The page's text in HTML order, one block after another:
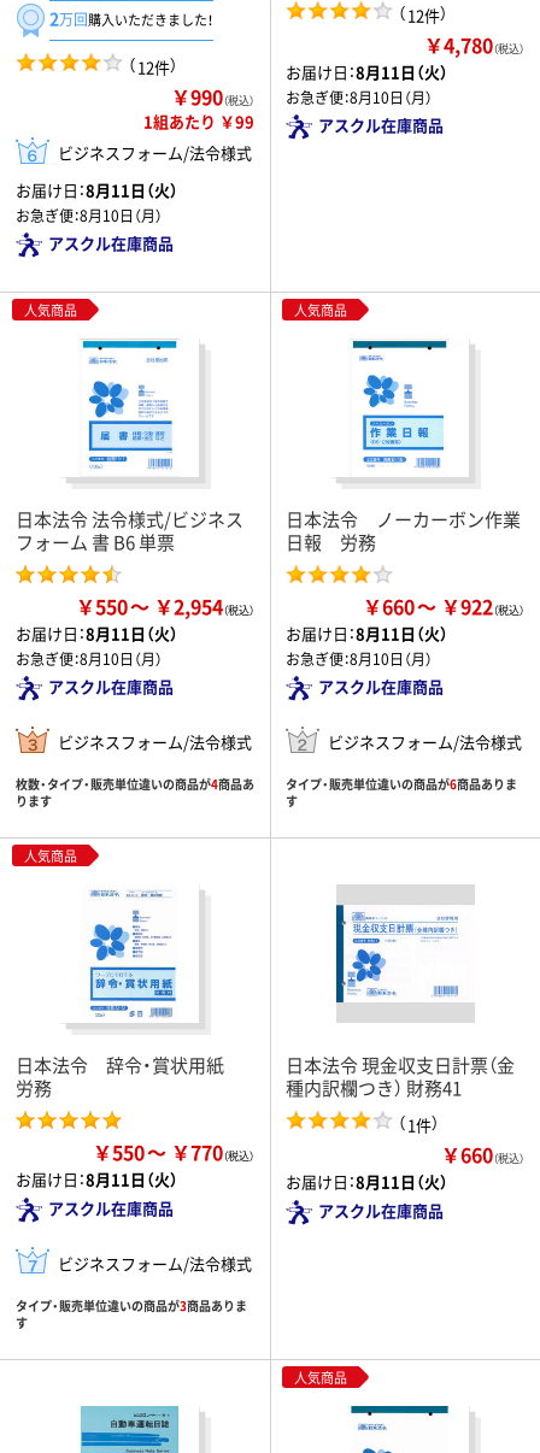
2万回購入いただきました！
（12件）
￥990（税込）
1組あたり ￥99
ビジネスフォーム/法令様式
お届け日：8月11日（火）
お急ぎ便：8月10日（月）
アスクル在庫商品
（12件）
￥4,780（税込）
お届け日：8月11日（火）
お急ぎ便：8月10日（月）
アスクル在庫商品
人気商品
日本法令 法令様式/ビジネス
フォーム 書 B6 単票
￥550 ￥2,954
お届け日：8月11日（火）
お急ぎ便：8月10日（月）
アスクル在庫商品
ビジネスフォーム/法令様式
枚数・タイプ・販売単位違いの商品が4商品あ
ります
人気商品
日本法令 ノーカーボン作業
日報 労務
￥660 ￥922
お届け日：8月11日（火）
お急ぎ便：8月10日（月）
アスクル在庫商品
ビジネスフォーム/法令様式
タイプ・販売単位違いの商品が6商品ありま
す
人気商品
日本法令 辞令・賞状用紙
労務
￥550 ￥770
お届け日：8月11日（火）
アスクル在庫商品
ビジネスフォーム/法令様式
タイプ・販売単位違いの商品が3商品ありま
す
日本法令 現金収支日計票（金
種内訳欄つき） 財務41
（1件）
￥660（税込）
お届け日：8月11日（火）
アスクル在庫商品
人気商品